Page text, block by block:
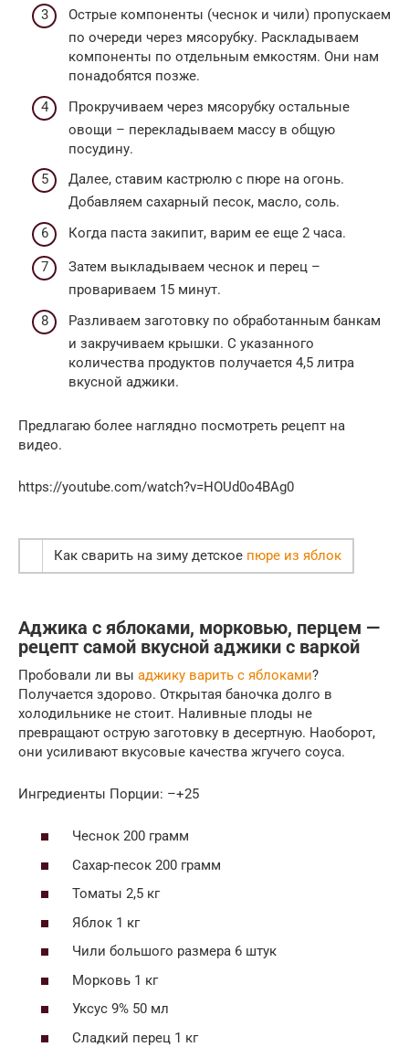
Острые компоненты (чеснок и чили) пропускаем
по очереди через мясорубку. Раскладываем
компоненты по отдельным емкостям. Они нам
понадобятся позже.
Прокручиваем через мясорубку остальные
овощи – перекладываем массу в общую
посудину.
Далее, ставим кастрюлю с пюре на огонь.
Добавляем сахарный песок, масло, соль.
Когда паста закипит, варим ее еще 2 часа.
Затем выкладываем чеснок и перец –
провариваем 15 минут.
Разливаем заготовку по обработанным банкам
и закручиваем крышки. С указанного
количества продуктов получается 4,5 литра
вкусной аджики.
Предлагаю более наглядно посмотреть рецепт на
видео.
https://youtube.com/watch?v=HOUd0o4BAg0
Как сварить на зиму детское пюре из яблок
Аджика с яблоками, морковью, перцем —
рецепт самой вкусной аджики с варкой
Пробовали ли вы аджику варить с яблоками?
Получается здорово. Открытая баночка долго в
холодильнике не стоит. Наливные плоды не
превращают острую заготовку в десертную. Наоборот,
они усиливают вкусовые качества жгучего соуса.
Ингредиенты Порции: –+25
Чеснок 200 грамм
Сахар-песок 200 грамм
Томаты 2,5 кг
Яблок 1 кг
Чили большого размера 6 штук
Морковь 1 кг
Уксус 9% 50 мл
Сладкий перец 1 кг